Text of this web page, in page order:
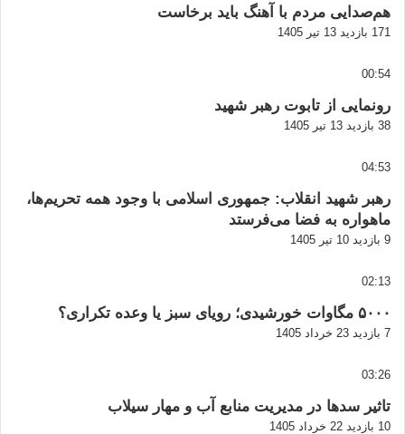
هم‌صدایی مردم با آهنگ باید برخاست
171 بازدید 13 تیر 1405
00:54
رونمایی از تابوت رهبر شهید
38 بازدید 13 تیر 1405
04:53
رهبر شهید انقلاب: جمهوری اسلامی با وجود همه تحریم‌ها،
ماهواره به فضا می‌فرستد
9 بازدید 10 تیر 1405
02:13
۵۰۰۰ مگاوات خورشیدی؛ رویای سبز یا وعده تکراری؟
7 بازدید 23 خرداد 1405
03:26
تاثیر سدها در مدیریت منابع آب و مهار سیلاب
10 بازدید 22 خرداد 1405